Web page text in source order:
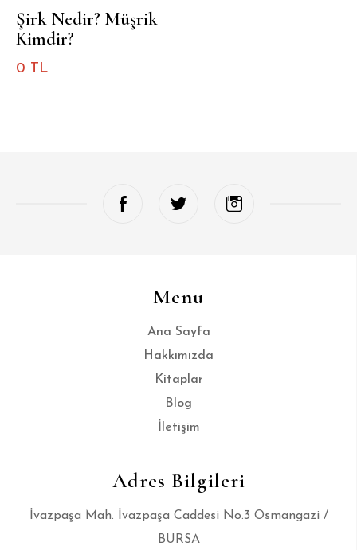
Şirk Nedir? Müşrik
Kimdir?
0 TL
Menu
Ana Sayfa
Hakkımızda
Kitaplar
Blog
İletişim
Adres Bilgileri
İvazpaşa Mah. İvazpaşa Caddesi No.3 Osmangazi /
BURSA